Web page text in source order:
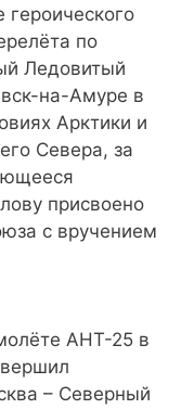
героического
по
Ледовитый
на-Амуре в
Арктики и
Севера, за
присвоено
с вручением
АНТ-25 в
– Северный